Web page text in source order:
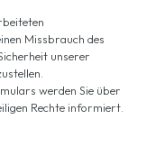
Missbrauch des
unserer
werden Sie über
Rechte informiert.